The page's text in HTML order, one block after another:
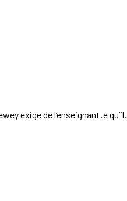
exige de l’enseignant·e qu’il·